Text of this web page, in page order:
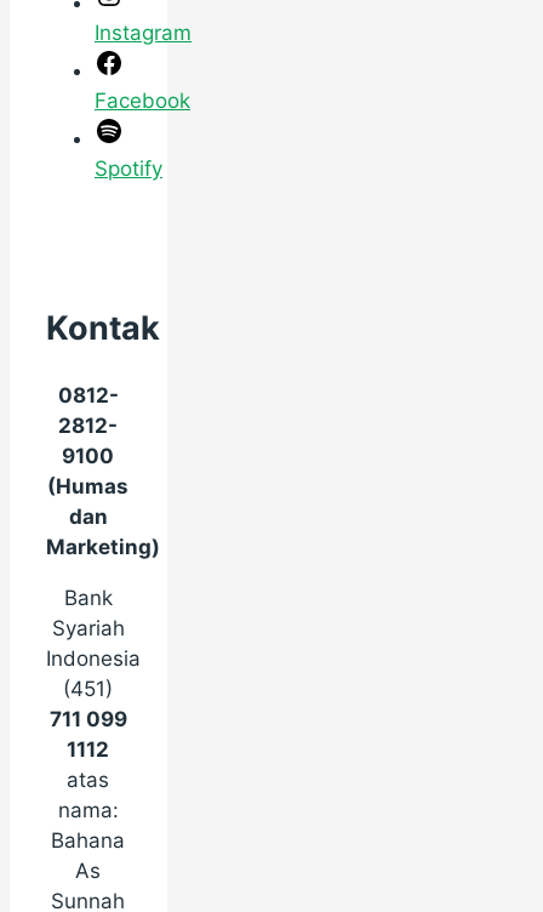
Instagram
Facebook
Spotify
Kontak
0812-
2812-
9100
(Humas
dan
Marketing)
Bank
Syariah
Indonesia
(451)
711 099
1112
atas
nama:
Bahana
As
Sunnah